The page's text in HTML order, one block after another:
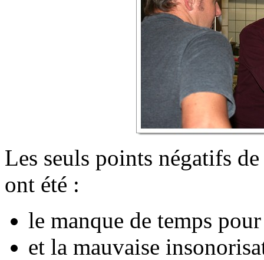
Les seuls points négatifs
ont été :
le manque de temps
et la mauvaise